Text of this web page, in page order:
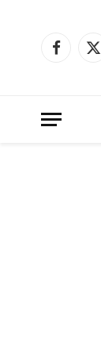
Facebook
X